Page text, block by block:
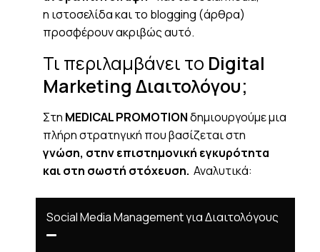
η ιστοσελίδα και τo blogging (άρθρα)
προσφέρουν ακριβώς αυτό.
Τι περιλαμβάνει το Digital
Marketing Διαιτολόγου;
Στη MEDICAL PROMOTIONδημιουργούμε μια
πλήρη στρατηγική που βασίζεται στη
γνώση, στην επιστημονική εγκυρότητα
και στη σωστή στόχευση. Αναλυτικά:
Social Media Management για Διαιτολόγους